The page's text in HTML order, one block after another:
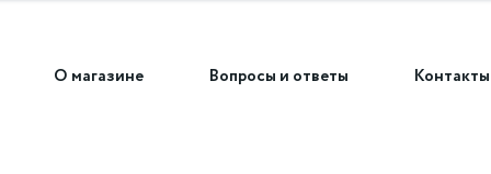
О магазине Вопросы и ответы Контакты